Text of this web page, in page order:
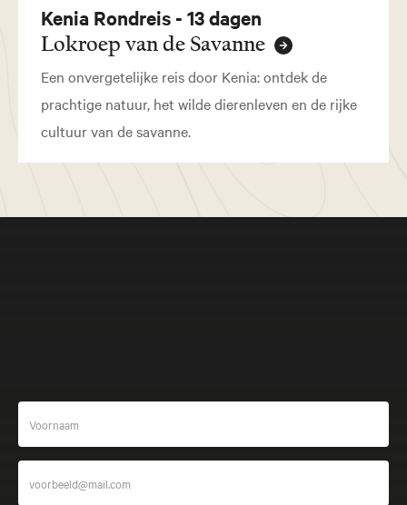
Kenia Rondreis - 13 dagen
Lokroep van de Savanne
Een onvergetelijke reis door Kenia: ontdek de
prachtige natuur, het wilde dierenleven en de rijke
cultuur van de savanne.